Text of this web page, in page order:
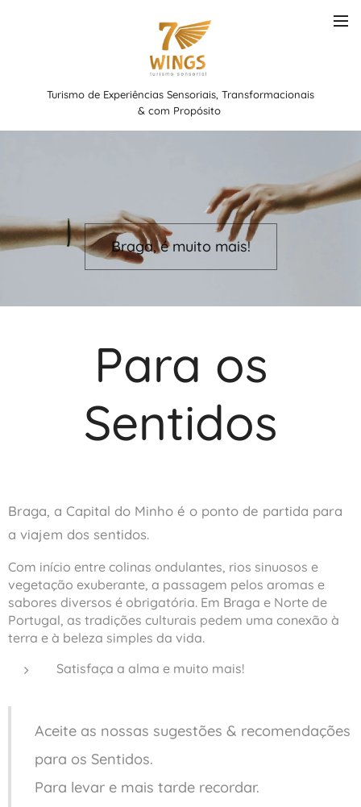
Turismo de Experiências Sensoriais, Transformacionais
& com Propósito
Braga, é muito mais!
Para os
Sentidos
Braga, a Capital do Minho é o ponto de partida para
a viajem dos sentidos.
Com início entre colinas ondulantes, rios sinuosos e
vegetação exuberante, a passagem pelos aromas e
sabores diversos é obrigatória. Em Braga e Norte de
Portugal, as tradições culturais pedem uma conexão à
terra e à beleza simples da vida.
Satisfaça a alma e muito mais!
Aceite as nossas sugestões & recomendações
para os Sentidos.
Para levar e mais tarde recordar.